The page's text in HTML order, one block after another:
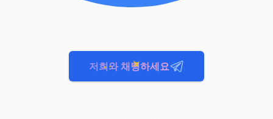
저희와 채팅하세요